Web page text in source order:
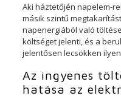
Aki háztetőjén napelem-
másik szintű
napenergiából való
költséget jelenti, és a
jelentősen lecsökken
Az ingyenes
hatása az